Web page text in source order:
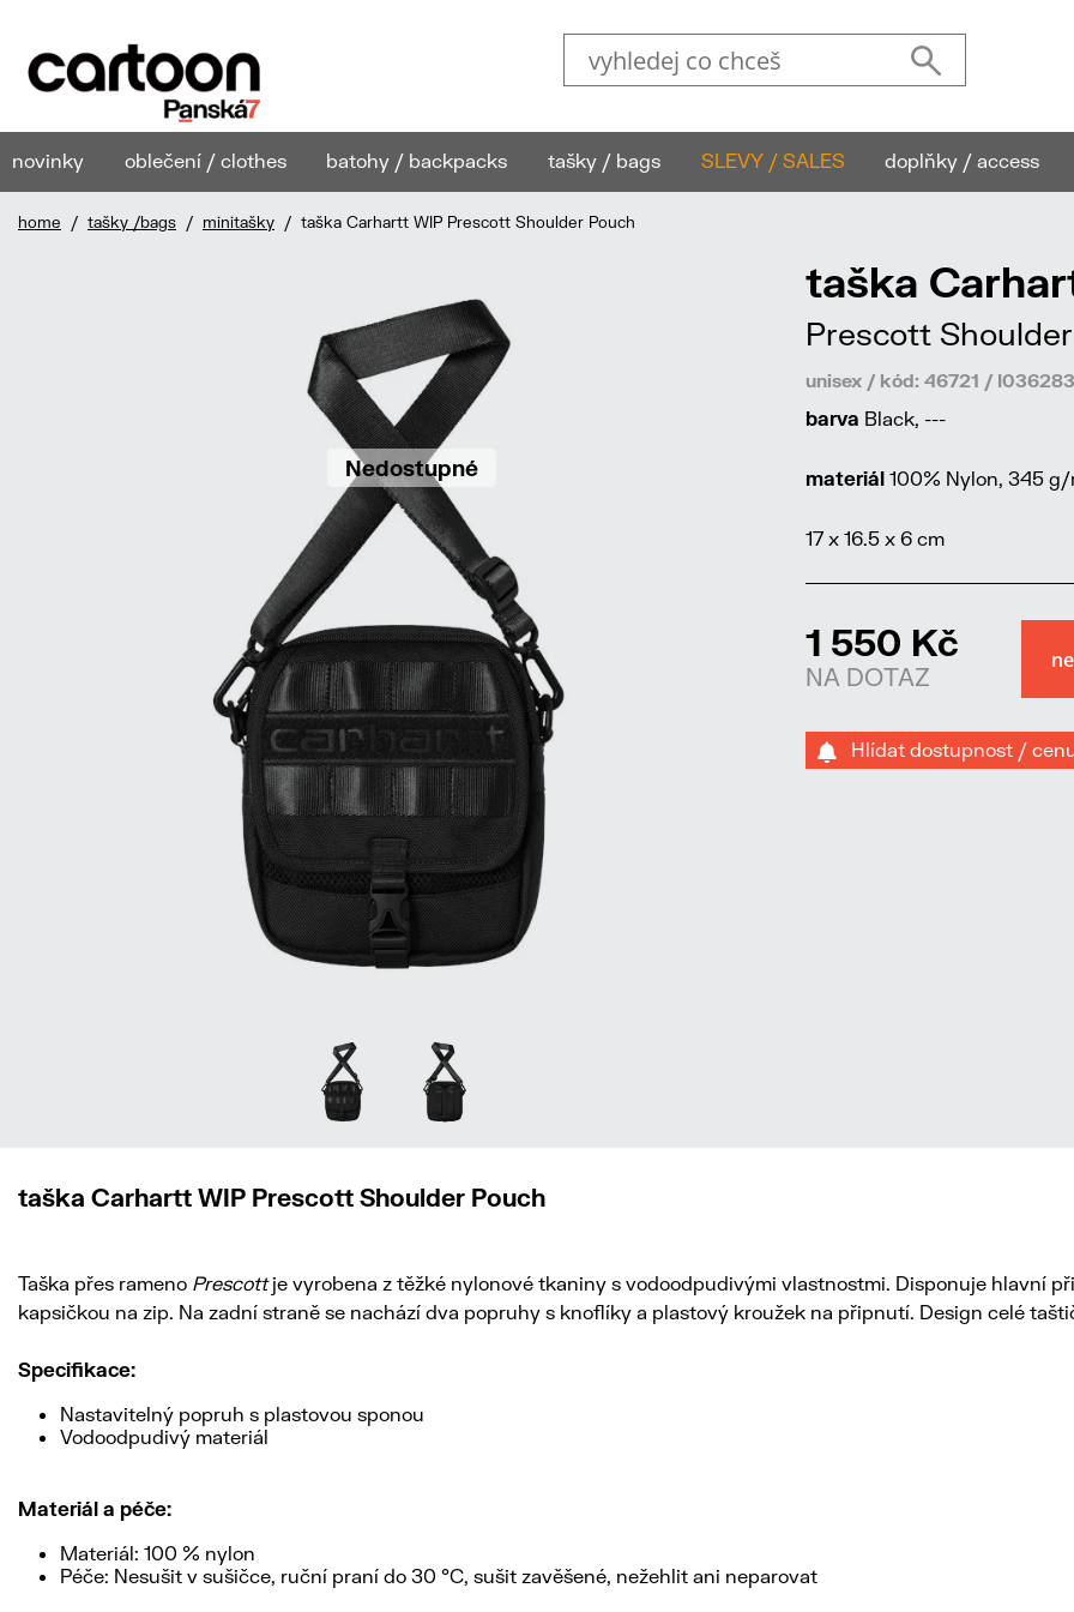
novinky oblečení / clothes batohy / backpacks tašky / bags SLEVY / SALES doplňky / access
home / tašky /bags / minitašky / taška Carhartt WIP Prescott Shoulder Pouch
Nedostupné
taška
Prescott
unisex / kód: 46721 /
barva Black, ---
materiál 100% Nylon, 345
17 x 16.5 x 6 cm
1 550 Kč
NA DOTAZ
Hlídat dostupnost /
taška Carhartt WIP Prescott Shoulder Pouch
Taška přes rameno Prescottje vyrobena z těžké nylonové tkaniny s vodoodpudivými vlastnostmi. Disponuje hlavní
kapsičkou na zip. Na zadní straně se nachází dva popruhy s knoflíky a plastový kroužek na připnutí. Design celé
Specifikace:
Nastavitelný popruh s plastovou sponou
Vodoodpudivý materiál
Materiál a péče:
Materiál: 100 % nylon
Péče: Nesušit v sušičce, ruční praní do 30 °C, sušit zavěšené, nežehlit ani neparovat